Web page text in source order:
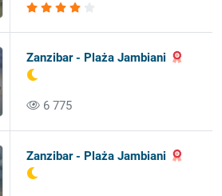
Zanzibar - Plaża Jambiani
6 775
Zanzibar - Plaża Jambiani